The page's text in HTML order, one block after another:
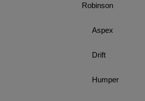
Robinson
Aspex
Drift
Humper